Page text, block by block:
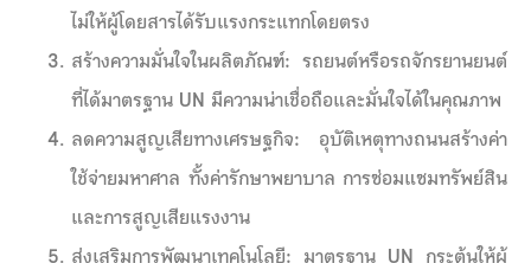
ไม่ให้ผู้โดยสารได้รับแรงกระแทกโดยตรง
สร้างความมั่นใจในผลิตภัณฑ์: รถยนต์หรือรถจักรยานยนต์
ที่ได้มาตรฐาน UN มีความน่าเชื่อถือและมั่นใจได้ในคุณภาพ
ลดความสูญเสียทางเศรษฐกิจ: อุบัติเหตุทางถนนสร้างค่า
ใช้จ่ายมหาศาล ทั้งค่ารักษาพยาบาล การซ่อมแซมทรัพย์สิน
และการสูญเสียแรงงาน
ส่งเสริมการพัฒนาเทคโนโลยี: มาตรฐาน UN กระตุ้นให้ผู้